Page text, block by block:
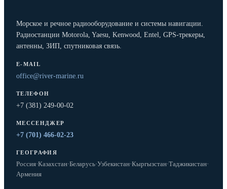
Морское и речное радиооборудование и системы навигации.
Радиостанции Motorola, Yaesu, Kenwood, Entel, GPS-трекеры,
антенны, ЗИП, спутниковая связь.
E-MAIL
office@river-marine.ru
ТЕЛЕФОН
+7 (381) 249-00-02
МЕССЕНДЖЕР
+7 (701) 466-02-23
ГЕОГРАФИЯ
Россия·Казахстан·Беларусь·Узбекистан·Кыргызстан·Таджикистан·
Армения